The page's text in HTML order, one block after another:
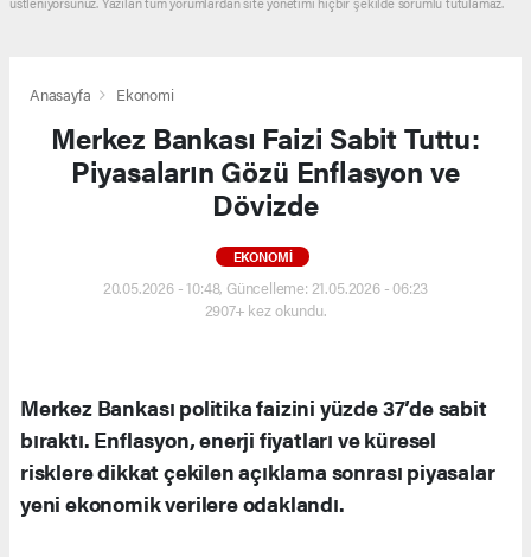
Anasayfa Ekonomi
Merkez Bankası Faizi Sabit Tuttu:
Piyasaların Gözü Enflasyon ve
Dövizde
EKONOMI
20.05.2026 - 10:48, Güncelleme: 21.05.2026 - 06:23
2907+ kez okundu.
Merkez Bankası politika faizini yüzde 37’de sabit
bıraktı. Enflasyon, enerji fiyatları ve küresel
risklere dikkat çekilen açıklama sonrası piyasalar
yeni ekonomik verilere odaklandı.